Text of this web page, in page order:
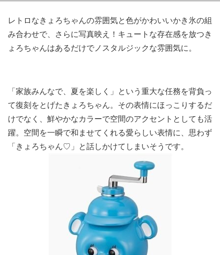
レトロなきょろちゃんの雰囲気と色がかわいいかき氷の組
み合わせで、さらに写真映え！キュートな存在感を放つき
ょろちゃんはあるだけでノスタルジックな雰囲気に。
「家族みんなで、夏を楽しく」という重大な任務を背負っ
て復刻をとげたきょろちゃん。その表情にほっこりするだ
けでなく、鮮やかなカラーで空間のアクセントとしても活
躍。空間を一瞬で和ませてくれる愛らしい表情に、思わず
「きょろちゃん♡」と話しかけてしまいそうです。